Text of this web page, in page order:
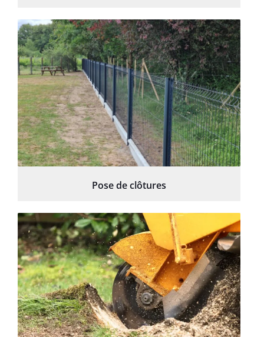
Pose de clôtures